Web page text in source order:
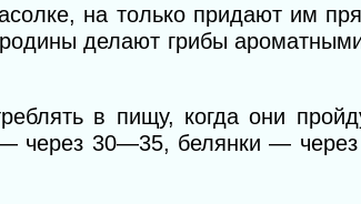
на только придают им
делают грибы
в пищу, когда они
через 30—35, белянки —